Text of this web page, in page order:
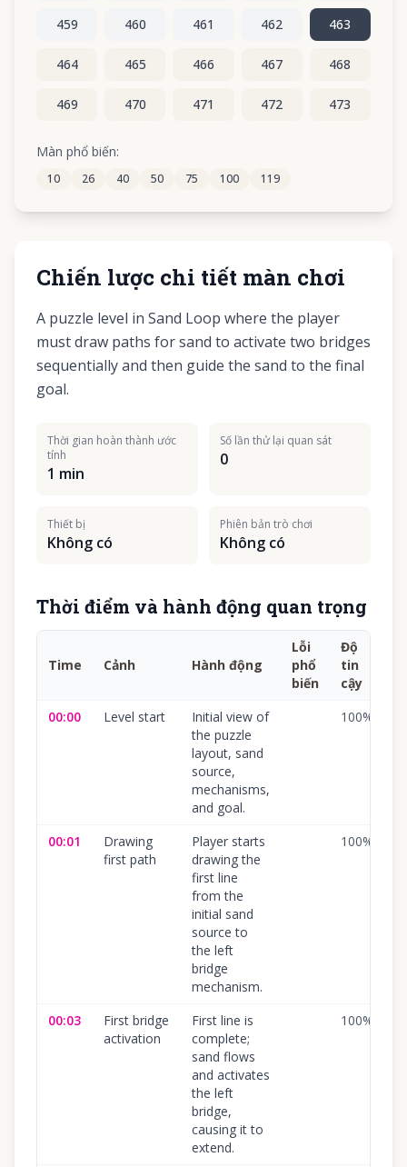
459 460 461 462 463
464 465 466 467 468
469 470 471 472 473
474
479 480 481 482
Màn phổ biến:
10 26 40 50 75 100 119
Chiến lược chi tiết màn chơi
A puzzle level in Sand Loop where the player
must draw paths for sand to activate two bridges
sequentially and then guide the sand to the final
goal.
Thời gian hoàn thành ước
tính
1 min
Số lần thử lại quan sát
0
Thiết bị
Không có
Phiên bản trò chơi
Không có
Thời điểm và hành động quan trọng
Time Cảnh Hành động
Lỗi
phổ
biến
Độ
tin
cậy
00:00
Level start
Initial view of
the puzzle
layout, sand
source,
mechanisms,
and goal.
100%
00:01
Drawing
first path
Player starts
drawing the
first line
from the
initial sand
source to
the left
bridge
mechanism.
100%
00:03
First bridge
activation
First line is
complete;
sand flows
and activates
the left
bridge,
causing it to
extend.
100%